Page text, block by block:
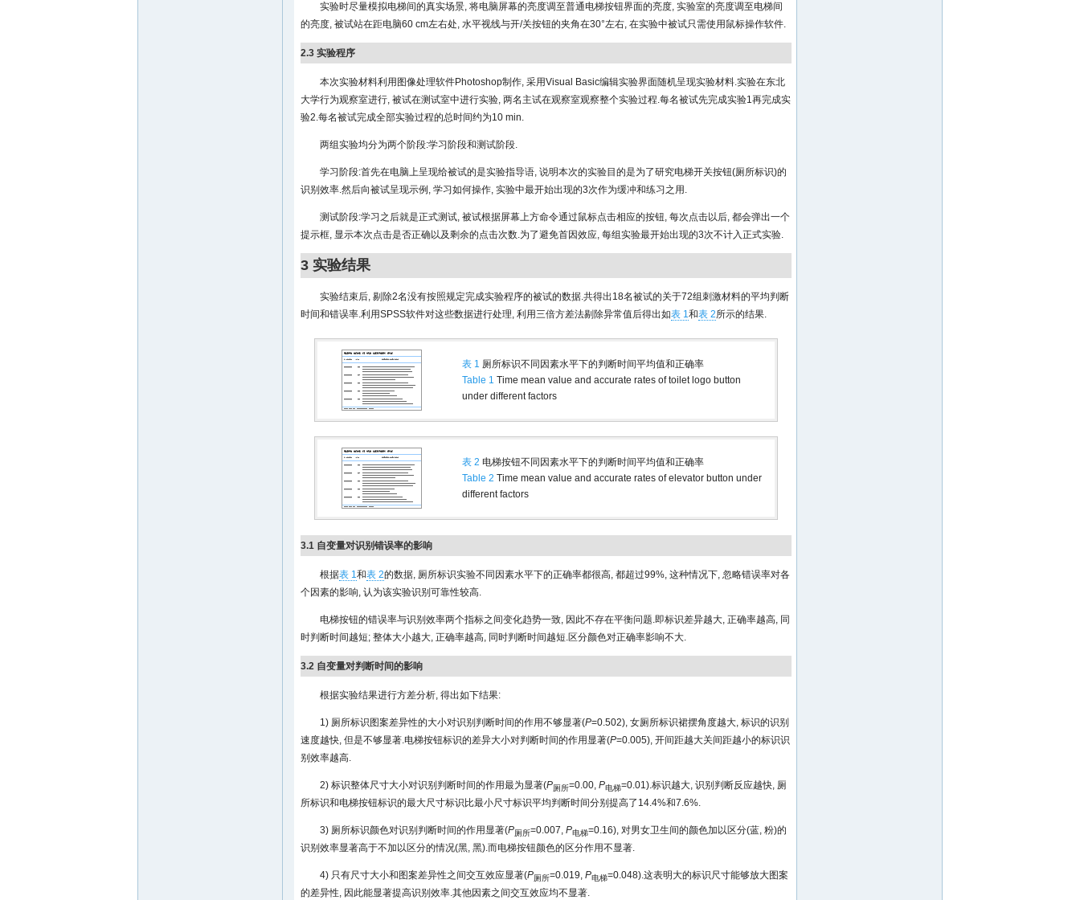
实验时尽量模拟电梯间的真实场景, 将电脑屏幕的亮度调至普通电梯按钮界面的亮度, 实验室的亮度调至电梯间
的亮度, 被试站在距电脑60 cm左右处, 水平视线与开/关按钮的夹角在30°左右, 在实验中被试只需使用鼠标操作软件.
2.3 实验程序
本次实验材料利用图像处理软件Photoshop制作, 采用Visual Basic编辑实验界面随机呈现实验材料.实验在东北
大学行为观察室进行, 被试在测试室中进行实验, 两名主试在观察室观察整个实验过程.每名被试先完成实验1再完成实
验2.每名被试完成全部实验过程的总时间约为10 min.
两组实验均分为两个阶段:学习阶段和测试阶段.
学习阶段:首先在电脑上呈现给被试的是实验指导语, 说明本次的实验目的是为了研究电梯开关按钮(厕所标识)的
识别效率.然后向被试呈现示例, 学习如何操作, 实验中最开始出现的3次作为缓冲和练习之用.
测试阶段:学习之后就是正式测试, 被试根据屏幕上方命令通过鼠标点击相应的按钮, 每次点击以后, 都会弹出一个
提示框, 显示本次点击是否正确以及剩余的点击次数.为了避免首因效应, 每组实验最开始出现的3次不计入正式实验.
3 实验结果
实验结束后, 剔除2名没有按照规定完成实验程序的被试的数据.共得出18名被试的关于72组刺激材料的平均判断
时间和错误率.利用SPSS软件对这些数据进行处理, 利用三倍方差法剔除异常值后得出如表 1和表 2所示的结果.
表 1 厕所标识不同因素水平下的判断时间平均值和正确率
Table 1 Time mean value and accurate rates of toilet logo button
under different factors
表 2 电梯按钮不同因素水平下的判断时间平均值和正确率
Table 2 Time mean value and accurate rates of elevator button under
different factors
3.1 自变量对识别错误率的影响
根据表 1和表 2的数据, 厕所标识实验不同因素水平下的正确率都很高, 都超过99%, 这种情况下, 忽略错误率对各
个因素的影响, 认为该实验识别可靠性较高.
电梯按钮的错误率与识别效率两个指标之间变化趋势一致, 因此不存在平衡问题.即标识差异越大, 正确率越高, 同
时判断时间越短; 整体大小越大, 正确率越高, 同时判断时间越短.区分颜色对正确率影响不大.
3.2 自变量对判断时间的影响
根据实验结果进行方差分析, 得出如下结果:
1) 厕所标识图案差异性的大小对识别判断时间的作用不够显著(P=0.502), 女厕所标识裙摆角度越大, 标识的识别
速度越快, 但是不够显著.电梯按钮标识的差异大小对判断时间的作用显著(P=0.005), 开间距越大关间距越小的标识识
别效率越高.
2) 标识整体尺寸大小对识别判断时间的作用最为显著(P厕所=0.00, P电梯=0.01).标识越大, 识别判断反应越快, 厕
所标识和电梯按钮标识的最大尺寸标识比最小尺寸标识平均判断时间分别提高了14.4%和7.6%.
3) 厕所标识颜色对识别判断时间的作用显著(P厕所=0.007, P电梯=0.16), 对男女卫生间的颜色加以区分(蓝, 粉)的
识别效率显著高于不加以区分的情况(黑, 黑).而电梯按钮颜色的区分作用不显著.
4) 只有尺寸大小和图案差异性之间交互效应显著(P厕所=0.019, P电梯=0.048).这表明大的标识尺寸能够放大图案
的差异性, 因此能显著提高识别效率.其他因素之间交互效应均不显著.